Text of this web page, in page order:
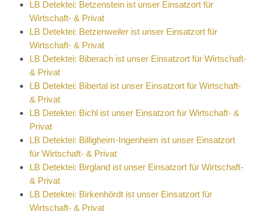
LB Detektei: Betzenstein ist unser Einsatzort für
Wirtschaft- & Privat
LB Detektei: Betzenweiler ist unser Einsatzort für
Wirtschaft- & Privat
LB Detektei: Biberach ist unser Einsatzort für Wirtschaft-
& Privat
LB Detektei: Bibertal ist unser Einsatzort für Wirtschaft-
& Privat
LB Detektei: Bichl ist unser Einsatzort für Wirtschaft- &
Privat
LB Detektei: Billigheim-Ingenheim ist unser Einsatzort
für Wirtschaft- & Privat
LB Detektei: Birgland ist unser Einsatzort für Wirtschaft-
& Privat
LB Detektei: Birkenhördt ist unser Einsatzort für
Wirtschaft- & Privat